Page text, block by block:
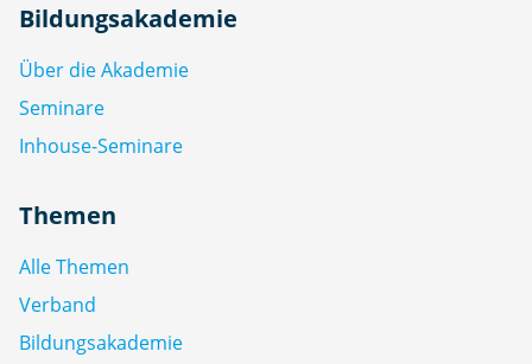
Bildungsakademie
Über die Akademie
Seminare
Inhouse-Seminare
Themen
Alle Themen
Verband
Bildungsakademie